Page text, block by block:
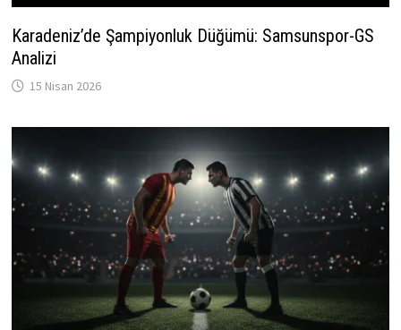
Karadeniz’de Şampiyonluk Düğümü: Samsunspor-GS
Analizi
15 Nisan 2026